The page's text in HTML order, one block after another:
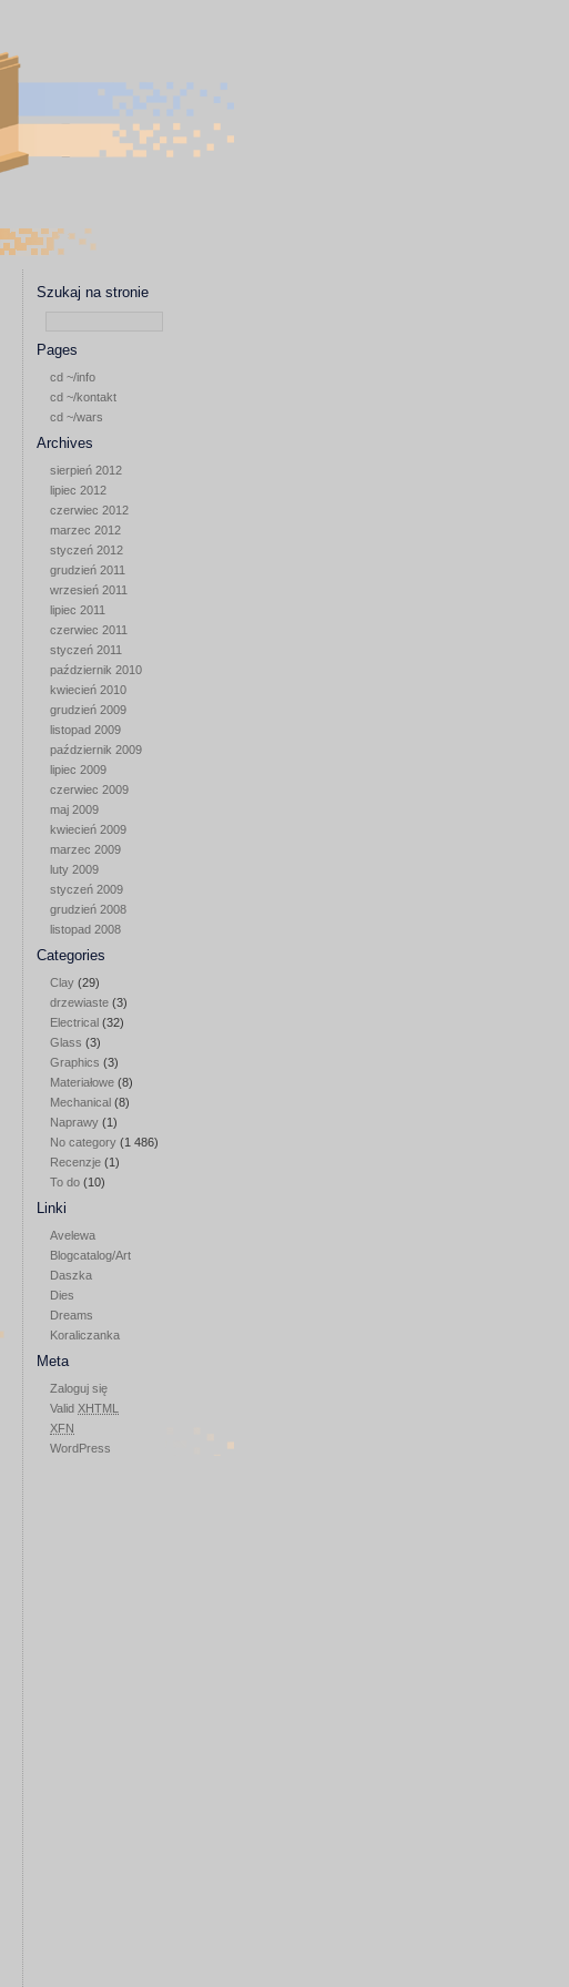
Szukaj na stronie
Pages
cd ~/info
cd ~/kontakt
cd ~/wars
Archives
sierpień 2012
lipiec 2012
czerwiec 2012
marzec 2012
styczeń 2012
grudzień 2011
wrzesień 2011
lipiec 2011
czerwiec 2011
styczeń 2011
październik 2010
kwiecień 2010
grudzień 2009
listopad 2009
październik 2009
lipiec 2009
czerwiec 2009
maj 2009
kwiecień 2009
marzec 2009
luty 2009
styczeń 2009
grudzień 2008
listopad 2008
Categories
Clay (29)
drzewiaste (3)
Electrical (32)
Glass (3)
Graphics (3)
Materiałowe (8)
Mechanical (8)
Naprawy (1)
No category (1 486)
Recenzje (1)
To do (10)
Linki
Avelewa
Blogcatalog/Art
Daszka
Dies
Dreams
Koraliczanka
Meta
Zaloguj się
Valid XHTML
XFN
WordPress